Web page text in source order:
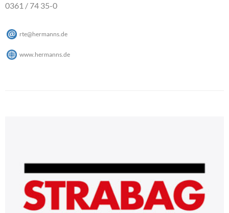
0361 / 74 35-0
rte@hermanns.de
www.hermanns.de